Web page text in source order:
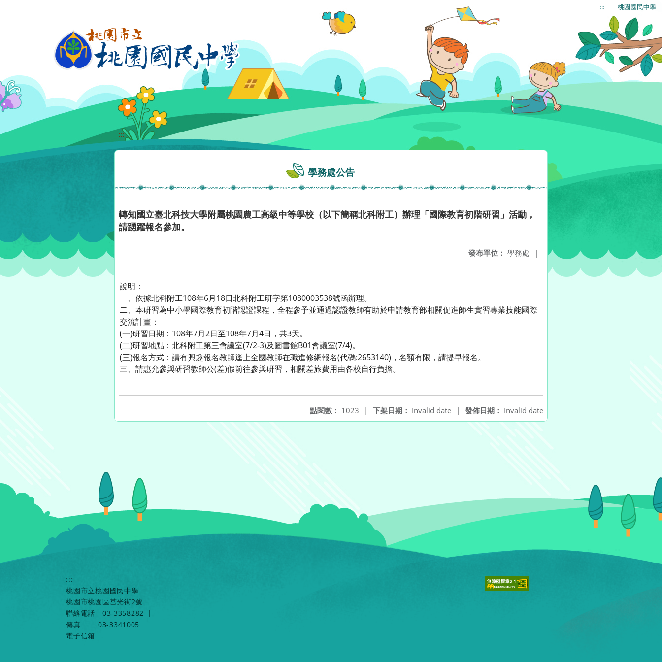
::: 桃園國民中學
:::
學務處公告
轉知國立臺北科技大學附屬桃園農工高級中等學校（以下簡稱北科附工）辦理「國際教育初階研習」活動，
請踴躍報名參加。
發布單位： 學務處 |
說明：
一、依據北科附工108年6月18日北科附工研字第1080003538號函辦理。
二、本研習為中小學國際教育初階認證課程，全程參予並通過認證教師有助於申請教育部相關促進師生實習專業技能國際
交流計畫：
(一)研習日期：108年7月2日至108年7月4日，共3天。
(二)研習地點：北科附工第三會議室(7/2-3)及圖書館B01會議室(7/4)。
(三)報名方式：請有興趣報名教師逕上全國教師在職進修網報名(代碼:2653140)，名額有限，請提早報名。
三、請惠允參與研習教師公(差)假前往參與研習，相關差旅費用由各校自行負擔。
發佈日期： Invalid date
下架日期： Invalid date |
點閱數： 1023 |
:::
桃園市立桃園國民中學
桃園市桃園區莒光街2號
聯絡電話
03-3358282
|
傳真
03-3341005
電子信箱